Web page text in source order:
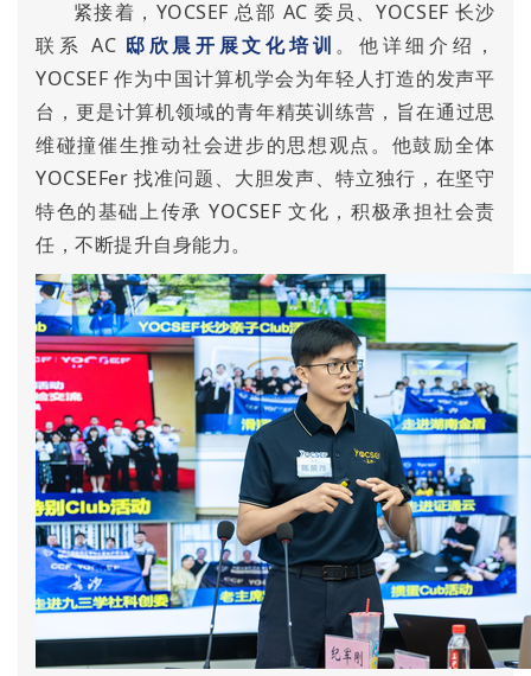
紧接着，YOCSEF 总部 AC 委员、YOCSEF 长沙
联系 AC 邸欣晨开展文化培训 。他详细介绍，
YOCSEF 作为中国计算机学会为年轻人打造的发声平
台，更是计算机领域的青年精英训练营，旨在通过思
维碰撞催生推动社会进步的思想观点。他鼓励全体
YOCSEFer 找准问题、大胆发声、特立独行，在坚守
特色的基础上传承 YOCSEF 文化，积极承担社会责
任，不断提升自身能力。